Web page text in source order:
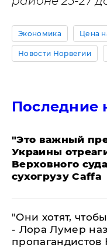
Экономика Цена
Новости Норвегии
Последние
"Это важный
Украины
Верховного
сухогрузу Caffa
"Они хотят,
- Лора Лумер
пропагандистов